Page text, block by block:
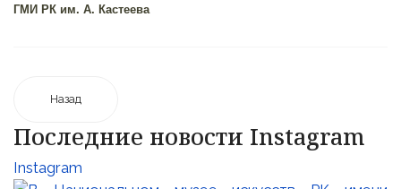
ГМИ РК им. А. Кастеева
Назад
Последние новости Instagram
Instagram